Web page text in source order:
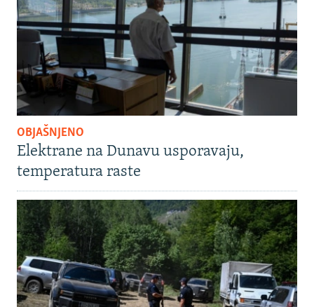
OBJAŠNJENO
Elektrane na Dunavu usporavaju,
temperatura raste